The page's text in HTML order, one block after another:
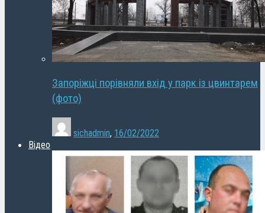
Запоріжці порівняли вхід у парк із цвинтарем
(фото)
sichadmin, 16/02/2022
Відео